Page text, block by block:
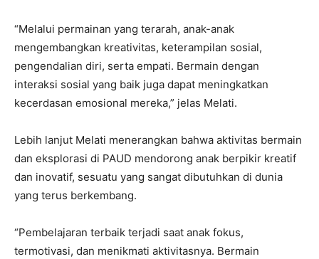
“Melalui permainan yang terarah, anak-anak
mengembangkan kreativitas, keterampilan sosial,
pengendalian diri, serta empati. Bermain dengan
interaksi sosial yang baik juga dapat meningkatkan
kecerdasan emosional mereka,” jelas Melati.
Lebih lanjut Melati menerangkan bahwa aktivitas bermain
dan eksplorasi di PAUD mendorong anak berpikir kreatif
dan inovatif, sesuatu yang sangat dibutuhkan di dunia
yang terus berkembang.
“Pembelajaran terbaik terjadi saat anak fokus,
termotivasi, dan menikmati aktivitasnya. Bermain